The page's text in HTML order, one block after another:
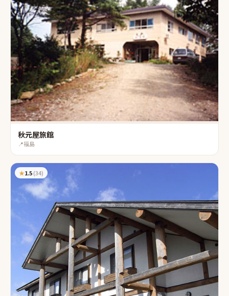
秋元屋旅館
📍福島
★1.5(34)